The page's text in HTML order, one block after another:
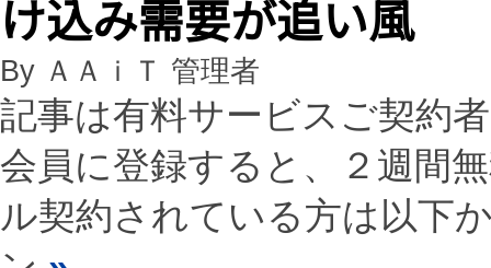
け込み需要が追い風
By ＡＡｉＴ 管理者
記事は有料サービスご契約
会員に登録すると、２週間
ル契約されている方は以下